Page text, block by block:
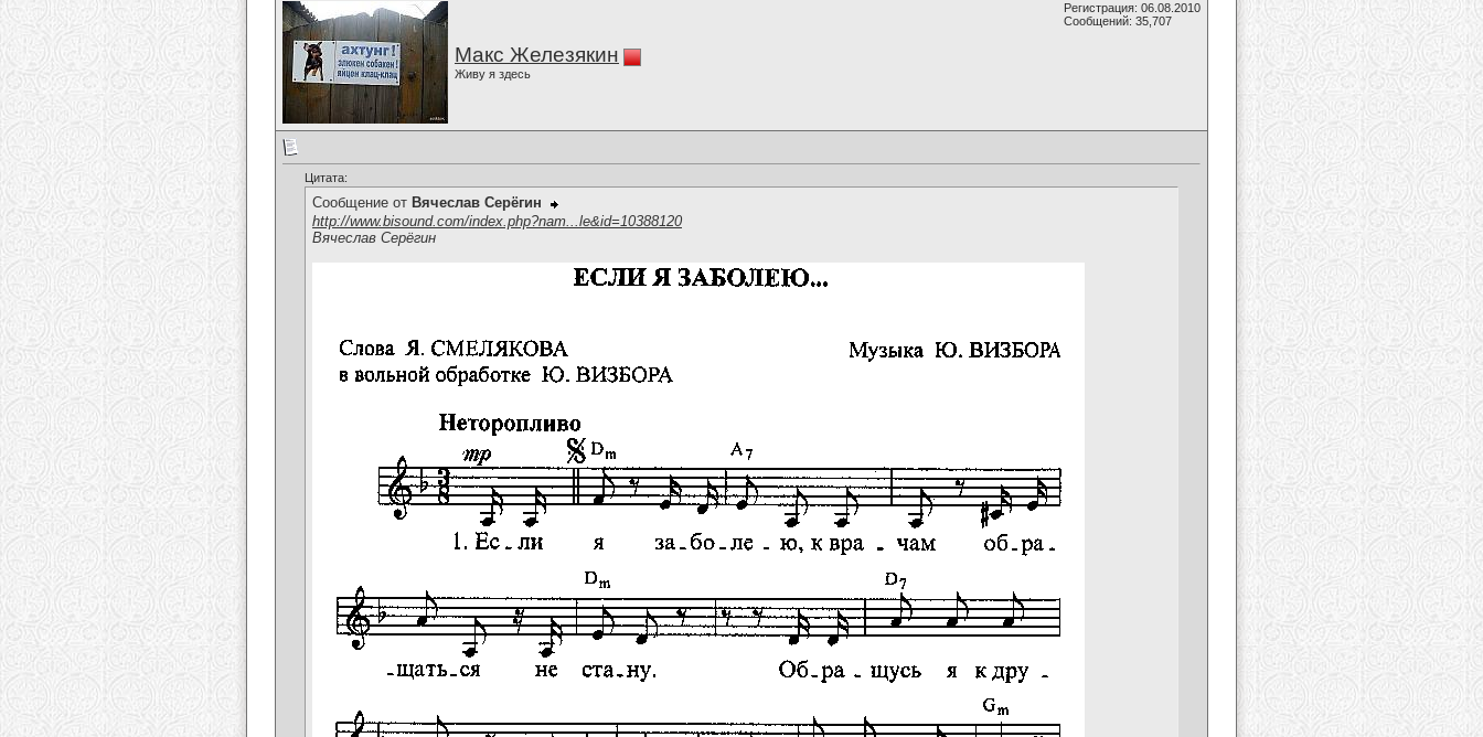
Макс Железякин
Живу я здесь
Регистрация: 06.08.2010
Сообщений: 35,707
Цитата:
Сообщение от Вячеслав Серёгин
http://www.bisound.com/index.php?nam...le&id=10388120
Вячеслав Серёгин